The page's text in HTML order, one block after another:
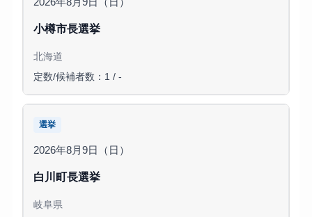
小樽市長選挙
北海道
定数/候補者数：1 / -
選挙
2026年8月9日（日）
白川町長選挙
岐阜県